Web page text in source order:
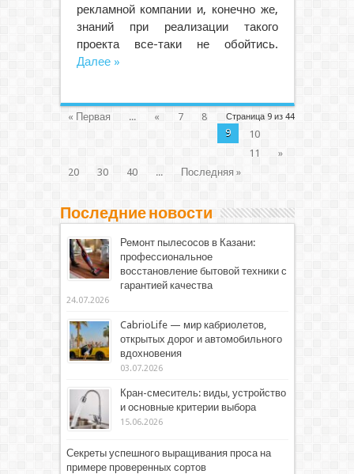
рекламной компании и, конечно же,
знаний при реализации такого
проекта все-таки не обойтись.
Далее »
Страница 9 из 44
« Первая ... « 7
8
9
10
11
»
20
30 40 ... Последняя »
Последние новости
Ремонт пылесосов в Казани:
профессиональное
восстановление бытовой техники с
гарантией качества
24.07.2026
CabrioLife — мир кабриолетов,
открытых дорог и автомобильного
вдохновения
03.07.2026
Кран-смеситель: виды, устройство
и основные критерии выбора
15.06.2026
Секреты успешного выращивания проса на
примере проверенных сортов